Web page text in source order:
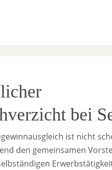
bei
ist nicht
den gemeinsamen